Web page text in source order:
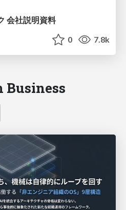
会社説明資料
0 7.8k
Business